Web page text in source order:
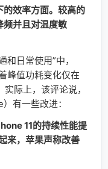
的效率方面。较高的
频并且对温度敏
日常使用”中，
峰值功耗变化仅在
际上，该评论说，
有一些改进：
11的持续性能提
来，苹果声称改善